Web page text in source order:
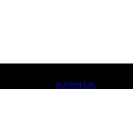
in.Form Ltd.